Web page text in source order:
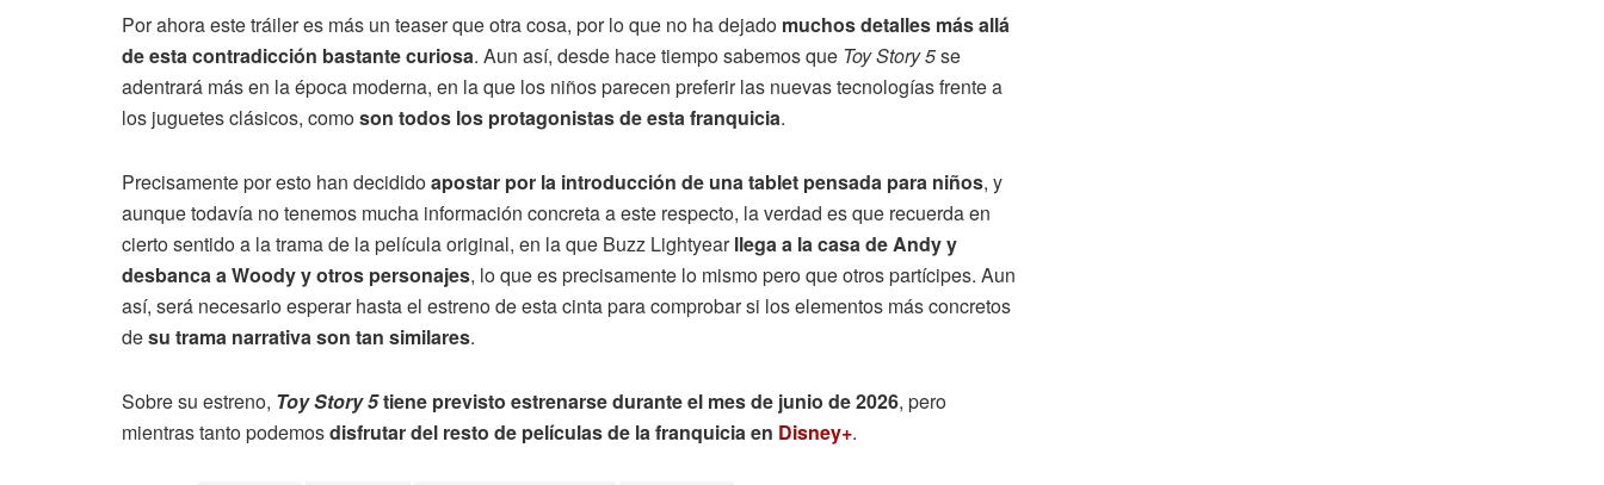
Por ahora este tráiler es más un teaser que otra cosa, por lo que no ha dejado muchos detalles más allá
de esta contradicción bastante curiosa. Aun así, desde hace tiempo sabemos que Toy Story 5se
adentrará más en la época moderna, en la que los niños parecen preferir las nuevas tecnologías frente a
los juguetes clásicos, comoson todos los protagonistas de esta franquicia.
Precisamente por esto han decididoapostar por la introducción de una tablet pensada para niños, y
aunque todavía no tenemos mucha información concreta a este respecto, la verdad es que recuerda en
cierto sentido a la trama de la película original, en la que Buzz Lightyearllega a la casa de Andy y
desbanca a Woody y otros personajes, lo que es precisamente lo mismo pero que otros partícipes. Aun
así, será necesario esperar hasta el estreno de esta cinta para comprobar si los elementos más concretos
desu trama narrativa son tan similares.
Sobre su estreno, Toy Story 5tiene previsto estrenarse durante el mes de junio de 2026, pero
mientras tanto podemosdisfrutar del resto de películas de la franquicia en Disney+.